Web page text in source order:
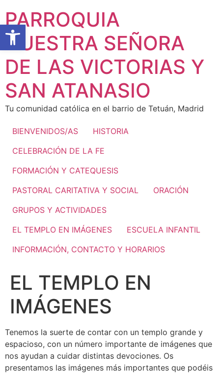
Abrir barra de herramientas
contenido
PARROQUIA
NUESTRA SEÑORA
DE LAS VICTORIAS Y
SAN ATANASIO
Tu comunidad católica en el barrio de Tetuán, Madrid
BIENVENIDOS/AS
HISTORIA
CELEBRACIÓN DE LA FE
FORMACIÓN Y CATEQUESIS
PASTORAL CARITATIVA Y SOCIAL
ORACIÓN
GRUPOS Y ACTIVIDADES
EL TEMPLO EN IMÁGENES
ESCUELA INFANTIL
INFORMACIÓN, CONTACTO Y HORARIOS
EL TEMPLO EN
IMÁGENES
Tenemos la suerte de contar con un templo grande y
espacioso, con un número importante de imágenes que
nos ayudan a cuidar distintas devociones. Os
presentamos las imágenes más importantes que podéis